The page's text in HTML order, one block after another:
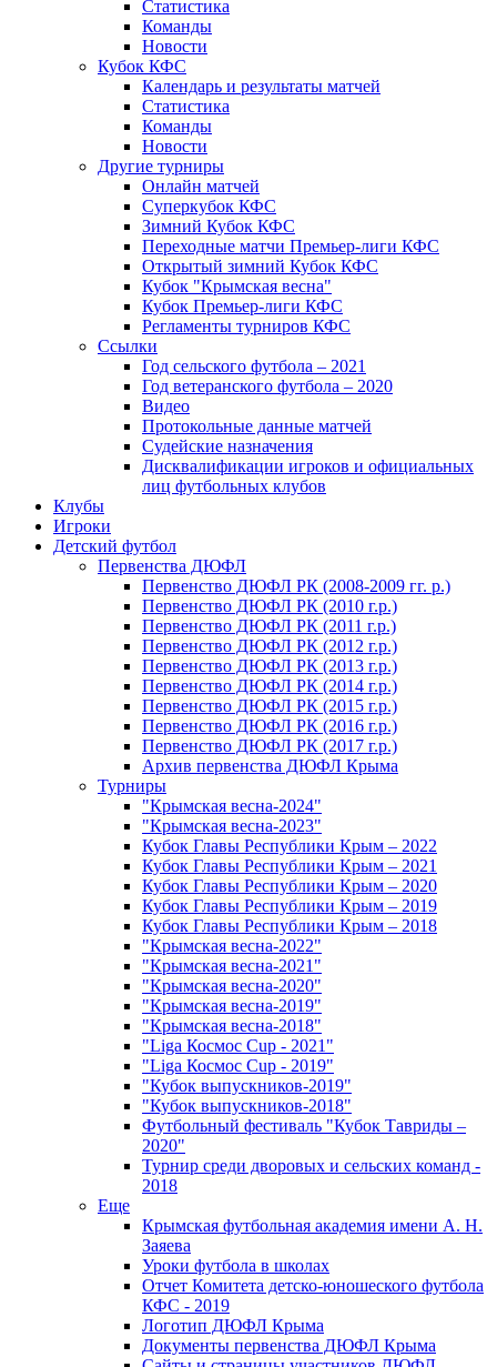
Статистика
Команды
Новости
Кубок КФС
Календарь и результаты матчей
Статистика
Команды
Новости
Другие турниры
Онлайн матчей
Суперкубок КФС
Зимний Кубок КФС
Переходные матчи Премьер-лиги КФС
Открытый зимний Кубок КФС
Кубок "Крымская весна"
Кубок Премьер-лиги КФС
Регламенты турниров КФС
Ссылки
Год сельского футбола – 2021
Год ветеранского футбола – 2020
Видео
Протокольные данные матчей
Судейские назначения
Дисквалификации игроков и официальных
лиц футбольных клубов
Клубы
Игроки
Детский футбол
Первенства ДЮФЛ
Первенство ДЮФЛ РК (2008-2009 гг. р.)
Первенство ДЮФЛ РК (2010 г.р.)
Первенство ДЮФЛ РК (2011 г.р.)
Первенство ДЮФЛ РК (2012 г.р.)
Первенство ДЮФЛ РК (2013 г.р.)
Первенство ДЮФЛ РК (2014 г.р.)
Первенство ДЮФЛ РК (2015 г.р.)
Первенство ДЮФЛ РК (2016 г.р.)
Первенство ДЮФЛ РК (2017 г.р.)
Архив первенства ДЮФЛ Крыма
Турниры
"Крымская весна-2024"
"Крымская весна-2023"
Кубок Главы Республики Крым – 2022
Кубок Главы Республики Крым – 2021
Кубок Главы Республики Крым – 2020
Кубок Главы Республики Крым – 2019
Кубок Главы Республики Крым – 2018
"Крымская весна-2022"
"Крымская весна-2021"
"Крымская весна-2020"
"Крымская весна-2019"
"Крымская весна-2018"
"Liga Космос Cup - 2021"
"Liga Космос Cup - 2019"
"Кубок выпускников-2019"
"Кубок выпускников-2018"
Футбольный фестиваль "Кубок Тавриды –
2020"
Турнир среди дворовых и сельских команд -
2018
Еще
Крымская футбольная академия имени А. Н.
Заяева
Уроки футбола в школах
Отчет Комитета детско-юношеского футбола
КФС - 2019
Логотип ДЮФЛ Крыма
Документы первенства ДЮФЛ Крыма